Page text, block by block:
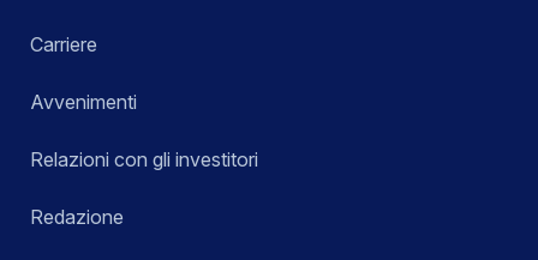
Carriere
Avvenimenti
Relazioni con gli investitori
Redazione